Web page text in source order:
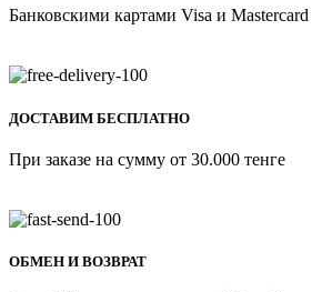
Банковскими картами Visa и Mastercard
ДОСТАВИМ БЕСПЛАТНО
При заказе на сумму от 30.000 тенге
ОБМЕН И ВОЗВРАТ